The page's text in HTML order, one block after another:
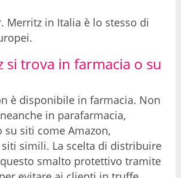
Merritz in Italia è lo stesso di
si trova in farmacia o su
è disponibile in farmacia. Non
in parafarmacia,
su siti come Amazon,
siti simili. La scelta di distribuire
smalto protettivo tramite